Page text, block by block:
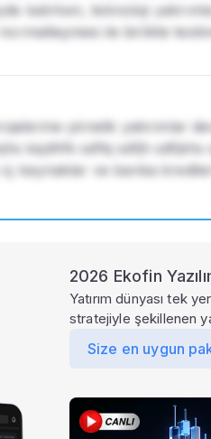
kalırken, teknoloji
ile birlikte
yönelik yatırımlar
ksjdhfk sdfkj sdfjh sdfjkhs
kaynaklar ve banka kredileri
2026 Ekofin
Yatırım dünyası tek
stratejiyle şekillenen
Size en uygun